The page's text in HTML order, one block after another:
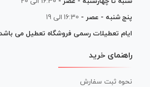
پنج شنبه - عصر - 16:30 الی 19
ایام تعطیلات رسمی فروشگاه تعطیل می باشد
راهنمای خرید
نحوه ثبت سفارش